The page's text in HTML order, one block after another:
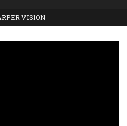
VISION